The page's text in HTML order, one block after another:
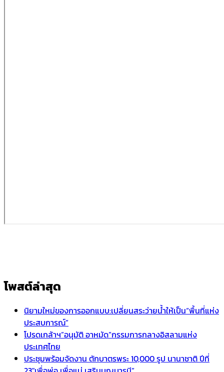
โพสต์ล่าสุด
นิยามใหม่ของการออกแบบ:เปลี่ยนสระว่ายน้ำให้เป็น“พื้นที่แห่ง
ประสบการณ์”
โปรดเกล้าฯ”อนุมัติ อาหมัด”กรรมการกลางอิสลามแห่ง
ประเทศไทย
ประชุมพร้อมจัดงาน ตักบาตรพระ 10,000 รูป นานาชาติ ปีที่